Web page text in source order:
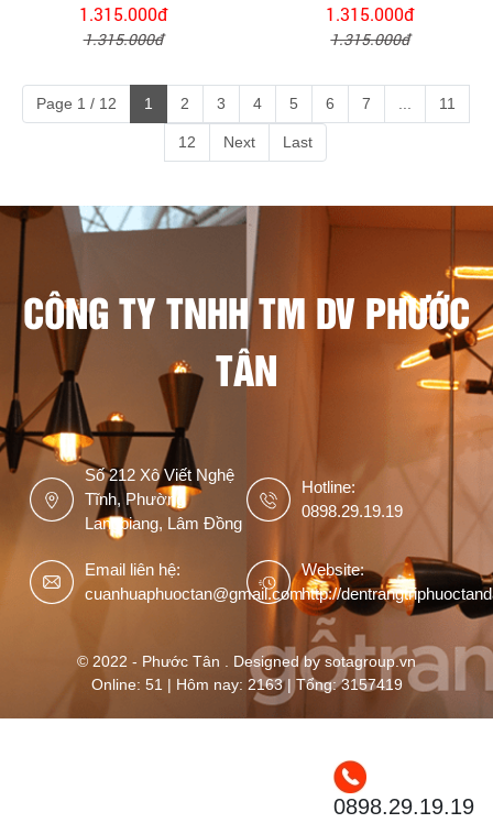
1.315.000đ
1.315.000đ
1.315.000đ
1.315.000đ
Page 1 / 12 1 2 3 4 5 6 7 11
12 Next Last
CÔNG TY TNHH TM DV PHƯỚC
TÂN
Số 212 Xô Viết Nghệ
Tĩnh, Phường
Langbiang, Lâm Đồng
Hotline:
0898.29.19.19
Email liên hệ:
cuanhuaphuoctan@gmail.com
Website:
http://
© 2022 - Phước Tân . Designed by sotagroup.vn
Online: 51 | Hôm nay: 2163 | Tổng: 3157419
0898.29.19.19